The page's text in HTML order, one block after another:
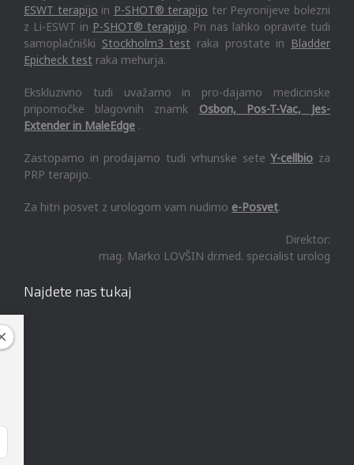
ESWT terapijo in P-SHOT® terapijo ter Peyronijeve bolezni
z Li-ESWT in P-SHOT® terapijo. Pri nas lahko opravite tudi
samoplačniški Stockholm3 test raka prostate in Bladder
Epicheck test raka mehurja.
Ekskluzivno tudi uvažamo in pro-dajamo medicinske
pripomočke blagovnih znamk Osbon, Pos-T-Vac, Jes-
Extender in MaleEdge .
Zastopamo in prodajamo tudi vrhunske seteY-cellbio za
PRP terapijo.
Za hitri posvet z urologom vam nudimo e-Posvet.
Direktor:
mag. Marko LOVŠIN dr.med. specialist urolog
Najdete nas tukaj